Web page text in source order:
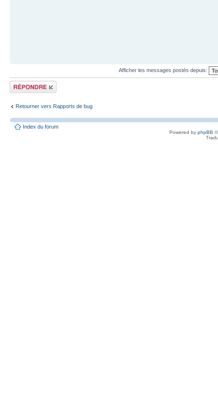
Afficher les messages postés depuis:
Répondre
Retourner vers Rapports de bug
Index du forum
Powered by phpBB